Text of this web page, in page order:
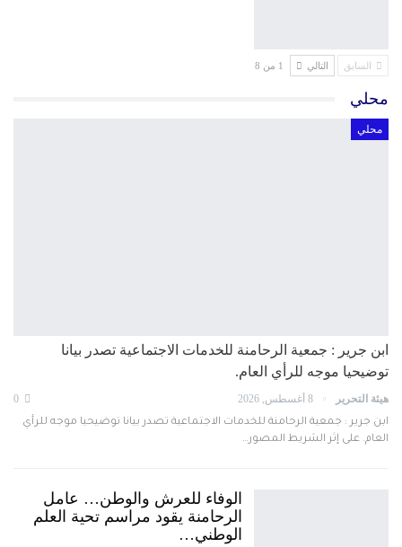
السابق التالي 1 من 8
محلي
محلي
ابن جرير : جمعية الرحامنة للخدمات الاجتماعية تصدر بيانا
توضيحيا موجه للرأي العام.
هيئة التحرير 8 أغسطس, 2026
ابن جرير : جمعية الرحامنة للخدمات الاجتماعية تصدر بيانا توضيحيا موجه للرأي
العام. على إثر الشريط المصور…
الوفاء للعرش والوطن… عامل
الرحامنة يقود مراسم تحية العلم
الوطني…